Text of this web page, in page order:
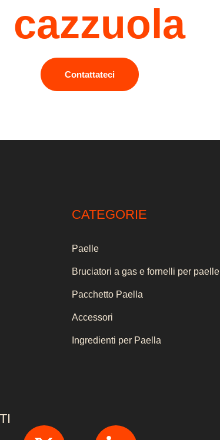
cazzuola
Contattateci
CATEGORIE
Paelle
Bruciatori a gas e fornelli per paelle
Pacchetto Paella
Accessori
Ingredienti per Paella